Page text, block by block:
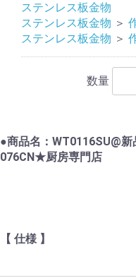
ステンレス板金物
ステンレス板金物 ＞
ステンレス板金物 ＞
数量
●商品名：WT0116SU@
076CN★厨房専門店
【 仕様 】